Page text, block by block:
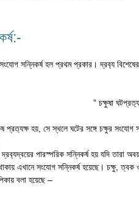
সন্নিকর্ষ হল প্রথম প্রকার। দ্রব‍্য বিশেষের
” চক্ষুষা
প্রত‍্যক্ষ হয়, সে স্থলে ঘটের সঙ্গে চক্ষুর সংযোগ
পারস্পরিক সন্নিকর্ষ হয় যদি
এখানে সংযোগ সন্নিকর্ষ হয়েছে। চক্ষু, ত্বক
বলা হয়েছে –